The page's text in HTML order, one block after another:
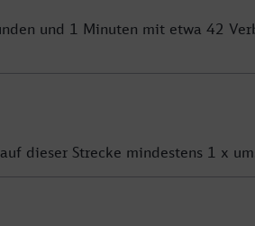
und 1 Minuten mit etwa 42
dieser Strecke mindestens 1 x